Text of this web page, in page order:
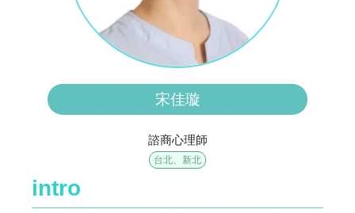
宋佳璇
諮商心理師
台北、新北
intro